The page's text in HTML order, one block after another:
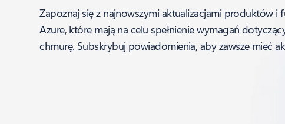
Zapoznaj się z najnowszymi aktualizacjami produktów i
Azure, które mają na celu spełnienie wymagań
chmurę. Subskrybuj powiadomienia, aby zawsze mieć